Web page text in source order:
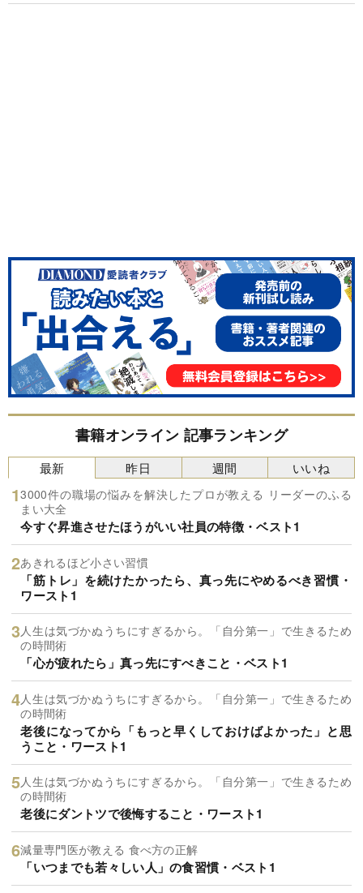
書籍オンライン 記事ランキング
最新
3000件の職場の悩みを解決したプロが教える リーダーのふる
まい大全
今すぐ昇進させたほうがいい社員の特徴・ベスト1
あきれるほど小さい習慣
「筋トレ」を続けたかったら、真っ先にやめるべき習慣・
ワースト1
人生は気づかぬうちにすぎるから。「自分第一」で生きるため
の時間術
「心が疲れたら」真っ先にすべきこと・ベスト1
人生は気づかぬうちにすぎるから。「自分第一」で生きるため
の時間術
老後になってから「もっと早くしておけばよかった」と思
うこと・ワースト1
人生は気づかぬうちにすぎるから。「自分第一」で生きるため
の時間術
老後にダントツで後悔すること・ワースト1
減量専門医が教える 食べ方の正解
「いつまでも若々しい人」の食習慣・ベスト1
昨日 週間 いいね